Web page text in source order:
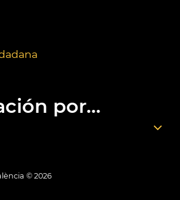
por...
© 2026